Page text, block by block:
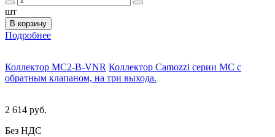
шт
В корзину
Подробнее
Коллектор MC2-B-VNR Коллектор Camozzi серии MC с
обратным клапаном, на три выхода.
2 614 руб.
Без НДС